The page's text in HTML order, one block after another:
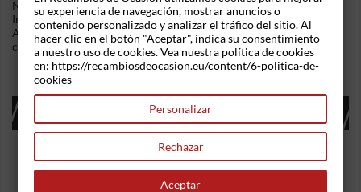
Nissan Primera (P11) (1995-2002) 2.0 16V (115 cv) .Referencia
Interna: 03181618279069. Con motor de agua incluido.
Ademas, disponemos de mas recambios, si tiene cualquier duda
consultenos.
16 OTROS PRODUCTOS EN LA MISMA
CATEGORÍA:
su experiencia de navegación, mostrar anuncios o
contenido personalizado y analizar el tráfico del sitio. Al
hacer clic en el botón "Aceptar", indica su consentimiento
a nuestro uso de cookies. Vea nuestra política de cookies
en: https://recambiosdeocasion.eu/content/6-politica-de-
cookies
Personalizar
Rechazar
Aceptar